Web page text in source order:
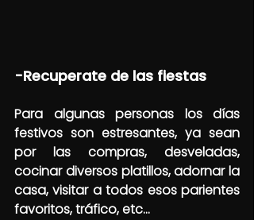
-Recuperate de las fiestas
Para algunas personas los días
festivos son estresantes, ya sean
por las compras, desveladas,
cocinar diversos platillos, adornar la
casa, visitar a todos esos parientes
favoritos, tráfico, etc…